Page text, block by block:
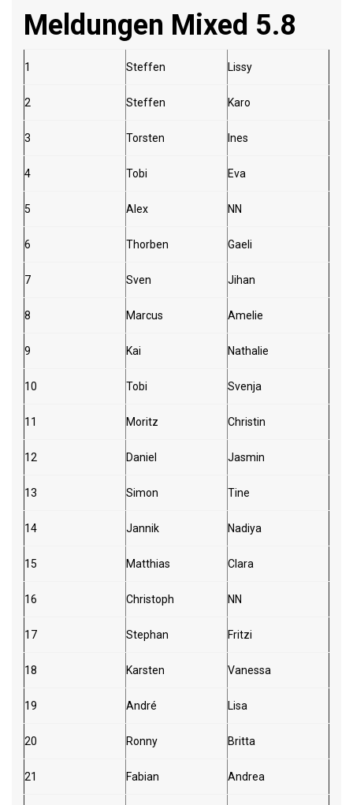
Meldungen Mixed 5.8
1 Steffen Lissy
2 Steffen Karo
3 Torsten Ines
4 Tobi Eva
5 Alex NN
6 Thorben Gaeli
7 Sven Jihan
8 Marcus Amelie
9 Kai Nathalie
10 Tobi Svenja
11 Moritz Christin
12 Daniel Jasmin
13 Simon Tine
14 Jannik Nadiya
15 Matthias Clara
16 Christoph NN
17 Stephan Fritzi
18 Karsten Vanessa
19 André Lisa
20 Ronny Britta
21 Fabian Andrea